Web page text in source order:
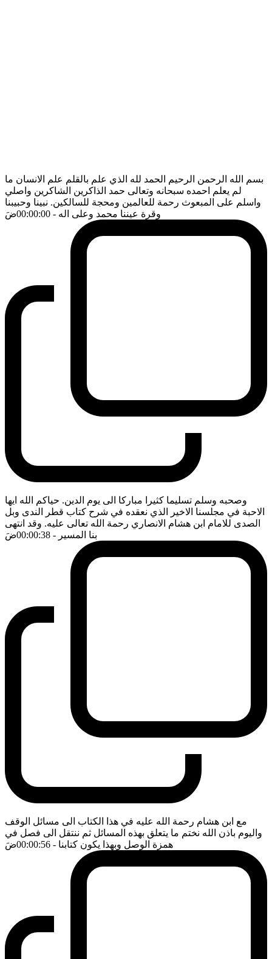
بسم الله الرحمن الرحيم الحمد لله الذي علم بالقلم علم الانسان ما
لم يعلم احمده سبحانه وتعالى حمد الذاكرين الشاكرين واصلي
واسلم على المبعوث رحمة للعالمين ومحجة للسالكين. نبينا وحبيبنا
وقرة عيننا محمد وعلى اله - 00:00:00 ضَ
وصحبه وسلم تسليما كثيرا مباركا الى يوم الدين. حياكم الله ايها
الاحبة في مجلسنا الاخير الذي نعقده في شرح كتاب قطر الندى وبل
الصدى للامام ابن هشام الانصاري رحمة الله تعالى عليه. وقد انتهى
بنا المسير - 00:00:38 ضَ
مع ابن هشام رحمة الله عليه في هذا الكتاب الى مسائل الوقف
واليوم باذن الله نختم ما يتعلق بهذه المسائل ثم ننتقل الى فصل في
همزة الوصل وبهذا يكون كتابنا - 00:00:56 ضَ